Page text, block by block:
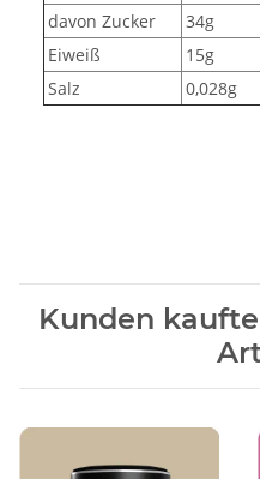
davon Zucker
34g
Eiweiß
15g
Salz
0,028g
Kunden